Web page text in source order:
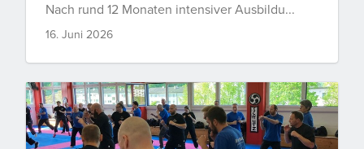
Nach rund 12 Monaten intensiver Ausbildu...
16. Juni 2026